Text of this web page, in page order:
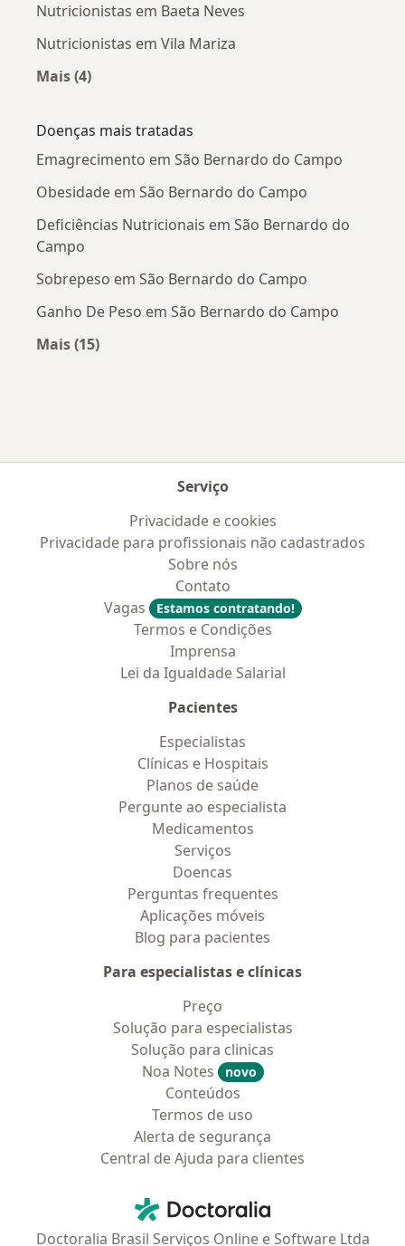
Nutricionistas em Baeta Neves
Nutricionistas em Vila Mariza
Mais (4)
Doenças mais tratadas
Emagrecimento em São Bernardo do Campo
Obesidade em São Bernardo do Campo
Deficiências Nutricionais em São Bernardo do
Campo
Sobrepeso em São Bernardo do Campo
Ganho De Peso em São Bernardo do Campo
Mais (15)
Serviço
Privacidade e cookies
Privacidade para profissionais não cadastrados
Sobre nós
Contato
Vagas
Estamos contratando!
Termos e Condições
Imprensa
Lei da Igualdade Salarial
Pacientes
Especialistas
Clínicas e Hospitais
Planos de saúde
Pergunte ao especialista
Medicamentos
Serviços
Doencas
Perguntas frequentes
Aplicações móveis
Blog para pacientes
Para especialistas e clínicas
Preço
Solução para especialistas
Solução para clinicas
Noa Notes
novo
Conteúdos
Termos de uso
Alerta de segurança
Central de Ajuda para clientes
Doctoralia - Homepage
Doctoralia Brasil Serviços Online e Software Ltda